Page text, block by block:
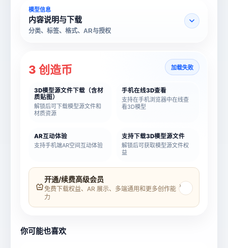
模型信息
内容说明与下载
分类、标签、格式、AR与授权
模型名称
3 创造币 加载失败
3D模型源文件下载（含材
质贴图）
解锁后可下载模型源文件和
材质资源
手机在线3D查看
支持在手机浏览器中在线查
看3D模型
AR互动体验
支持手机端AR空间互动体验
支持下载3D模型源文件
解锁后可获取模型源文件权
益
开通/续费高级会员
免费下载权益、AR 展示、多端通用和更多创作能
力
›
你可能也喜欢